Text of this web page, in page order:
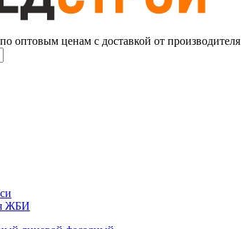
оптовым ценам с доставкой от производителя
ЖБИ